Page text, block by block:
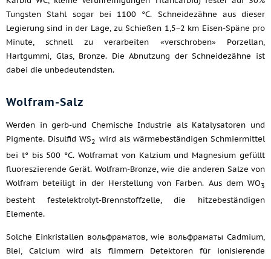
Tungsten Stahl sogar bei 1100 °C. Schneidezähne aus dieser
Legierung sind in der Lage, zu Schießen 1,5−2 km Eisen-Späne pro
Minute, schnell zu verarbeiten «verschroben» Porzellan,
Hartgummi, Glas, Bronze. Die Abnutzung der Schneidezähne ist
dabei die unbedeutendsten.
Wolfram-Salz
Werden in gerb-und Chemische Industrie als Katalysatoren und
Pigmente. Disulfid WS2 wird als wärmebeständigen Schmiermittel
bei t° bis 500 °C. Wolframat von Kalzium und Magnesium gefüllt
fluoreszierende Gerät. Wolfram-Bronze, wie die anderen Salze von
Wolfram beteiligt in der Herstellung von Farben. Aus dem WO3
besteht festelektrolyt-Brennstoffzelle, die hitzebeständigen
Elemente.
Solche Einkristallen вольфраматов, wie вольфраматы Cadmium,
Blei, Calcium wird als flimmern Detektoren für ionisierende